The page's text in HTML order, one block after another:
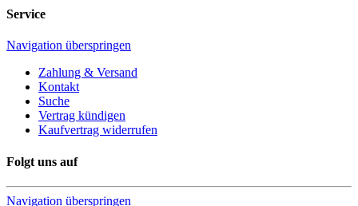
Service
Navigation überspringen
Zahlung & Versand
Kontakt
Suche
Vertrag kündigen
Kaufvertrag widerrufen
Folgt uns auf
Navigation überspringen